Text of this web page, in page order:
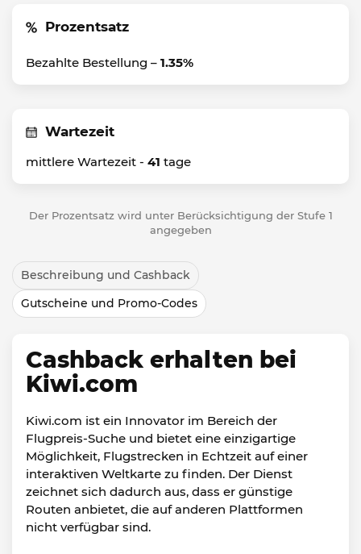
Prozentsatz
Bezahlte Bestellung – 1.35%
Wartezeit
mittlere Wartezeit - 41 tage
Der Prozentsatz wird unter Berücksichtigung der Stufe 1
angegeben
Beschreibung und Cashback
Gutscheine und Promo-Codes
Cashback erhalten bei
Kiwi.com
Kiwi.com ist ein Innovator im Bereich der
Flugpreis-Suche und bietet eine einzigartige
Möglichkeit, Flugstrecken in Echtzeit auf einer
interaktiven Weltkarte zu finden. Der Dienst
zeichnet sich dadurch aus, dass er günstige
Routen anbietet, die auf anderen Plattformen
nicht verfügbar sind.